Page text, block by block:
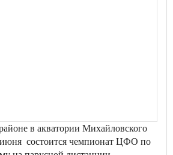
в акватории Михайловского
состоится чемпионат ЦФО по